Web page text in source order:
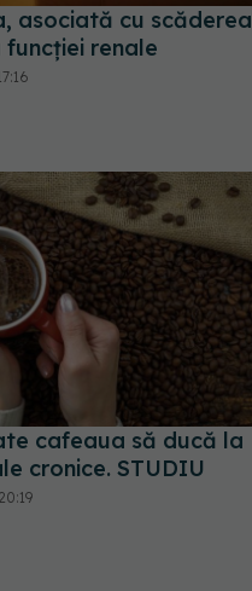
asociată cu scăderea
renale
cafeaua să ducă la
cronice. STUDIU